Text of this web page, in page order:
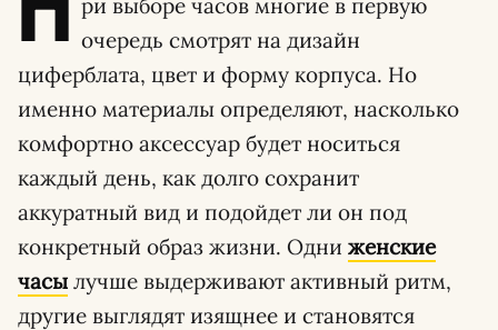
П
очередь смотрят на дизайн
циферблата, цвет и форму корпуса. Но
именно материалы определяют, насколько
комфортно аксессуар будет носиться
каждый день, как долго сохранит
аккуратный вид и подойдет ли он под
конкретный образ жизни. Одни женские
часы лучше выдерживают активный ритм,
другие выглядят изящнее и становятся